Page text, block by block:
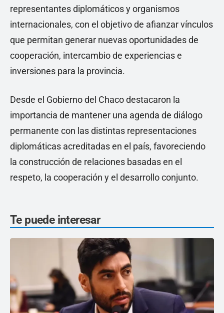
representantes diplomáticos y organismos
internacionales, con el objetivo de afianzar vínculos
que permitan generar nuevas oportunidades de
cooperación, intercambio de experiencias e
inversiones para la provincia.
Desde el Gobierno del Chaco destacaron la
importancia de mantener una agenda de diálogo
permanente con las distintas representaciones
diplomáticas acreditadas en el país, favoreciendo
la construcción de relaciones basadas en el
respeto, la cooperación y el desarrollo conjunto.
Te puede interesar